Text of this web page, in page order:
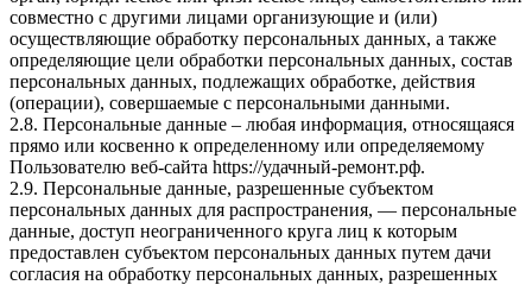
совместно с другими лицами организующие и (или)
осуществляющие обработку персональных данных, а также
определяющие цели обработки персональных данных, состав
персональных данных, подлежащих обработке, действия
(операции), совершаемые с персональными данными.
2.8. Персональные данные – любая информация, относящаяся
прямо или косвенно к определенному или определяемому
Пользователю веб-сайта https://удачный-ремонт.рф.
2.9. Персональные данные, разрешенные субъектом
персональных данных для распространения, — персональные
данные, доступ неограниченного круга лиц к которым
предоставлен субъектом персональных данных путем дачи
согласия на обработку персональных данных, разрешенных